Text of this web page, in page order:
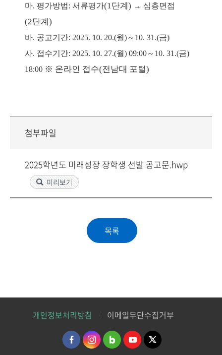
마. 평가방법: 서류평가(1단계) → 심층면접
(2단계)
바. 공고기간: 2025. 10. 20.(월)～ 10. 31.(금)
사. 접수기간: 2025. 10. 27.(월) 09:00～ 10. 31.(금)
18:00 ※ 온라인 접수(전남대 포털)
첨부파일
2025학년도 미래성장 장학생 선발 공고문.hwp
미리보기
개인정보처리방침 이메일무단수집거부